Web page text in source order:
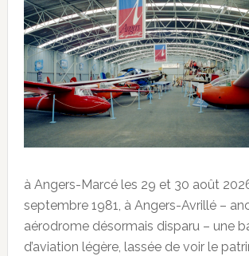
à Angers-Marcé les 29 et 30 août
septembre 1981, à Angers-Avrillé –
aérodrome désormais disparu – une
d’aviation légère, lassée de voir le